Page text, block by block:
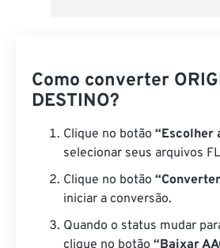
Como converter
DESTINO?
Clique no botão “Escolher
selecionar seus arquivos
Clique no botão
iniciar a conversão.
Quando o status mudar
clique no botão “Baixar